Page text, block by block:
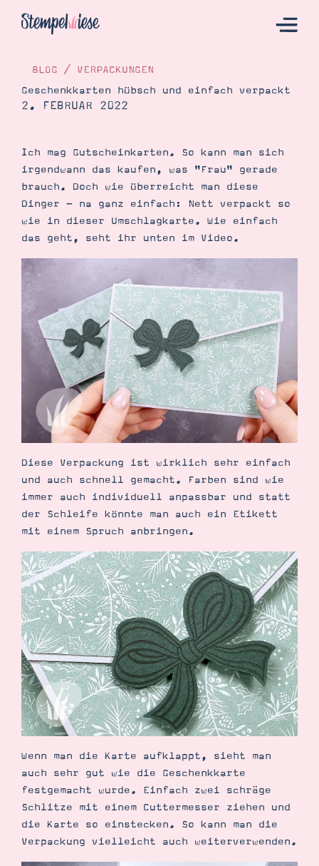
Katalog
Bestellen
Kontakt
Angebote
Demonstrator werden
Blog
Gutscheine
Produkte erklärt
Über mich
Über Stampin’ Up!
Tipps & Tricks
Ordnungstipps
Suche Impressum Datenschutz
BLOG / VERPACKUNGEN
Geschenkkarten hübsch und einfach verpackt
2. FEBRUAR 2022
Ich mag Gutscheinkarten. So kann man sich
irgendwann das kaufen, was "Frau" gerade
brauch. Doch wie überreicht man diese
Dinger - na ganz einfach: Nett verpackt so
wie in dieser Umschlagkarte. Wie einfach
das geht, seht ihr unten im Video.
Diese Verpackung ist wirklich sehr einfach
und auch schnell gemacht. Farben sind wie
immer auch individuell anpassbar und statt
der Schleife könnte man auch ein Etikett
mit einem Spruch anbringen.
Wenn man die Karte aufklappt, sieht man
auch sehr gut wie die Geschenkkarte
festgemacht wurde. Einfach zwei schräge
Schlitze mit einem Cuttermesser ziehen und
die Karte so einstecken. So kann man die
Verpackung vielleicht auch weiterverwenden.